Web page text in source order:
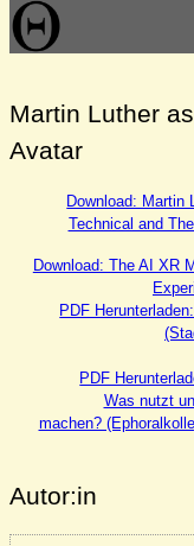
Zum
Inhalt
Martin Luther
Avatar
Download: Martin
Technical and
Download: The AI XR
PDF
PDF
Was nutzt
machen?
Autor:in